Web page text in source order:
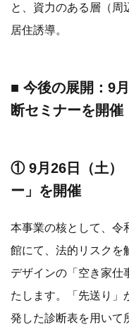
と、資力のある層（周
居住誘導。
■ 今後の展開：9
断セミナーを開催
① 9月26日（土）
ー」を開催
本事業の核として、令
館にて、法的リスクを
デザインの「空き家仕
たします。「先送り」
発した診断表を用いて